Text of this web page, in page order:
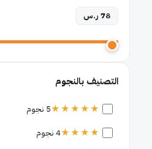
78 ر.س
التصنيف بالنجوم
★★★★★5 نجوم
★★★★4 نجوم